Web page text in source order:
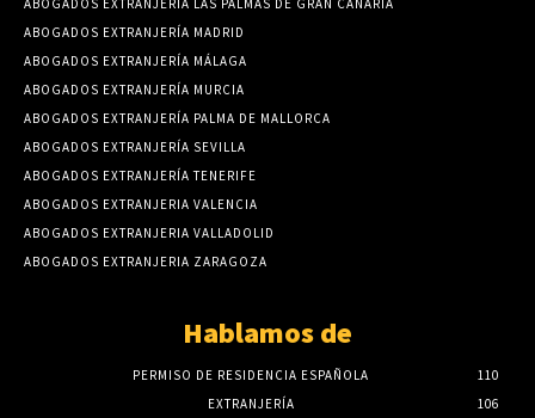
ABOGADOS EXTRANJERÍA LAS PALMAS DE GRAN CANARIA
ABOGADOS EXTRANJERÍA MADRID
ABOGADOS EXTRANJERÍA MÁLAGA
ABOGADOS EXTRANJERÍA MURCIA
ABOGADOS EXTRANJERÍA PALMA DE MALLORCA
ABOGADOS EXTRANJERÍA SEVILLA
ABOGADOS EXTRANJERÍA TENERIFE
ABOGADOS EXTRANJERIA VALENCIA
ABOGADOS EXTRANJERIA VALLADOLID
ABOGADOS EXTRANJERIA ZARAGOZA
Hablamos de
PERMISO DE RESIDENCIA ESPAÑOLA
110
EXTRANJERÍA
106